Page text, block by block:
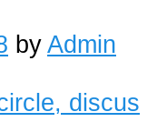
byAdmin